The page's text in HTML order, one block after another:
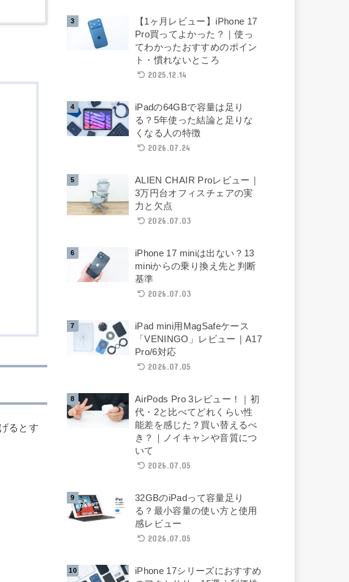
るとす
【1ヶ月レビュー】iPhone 17
Pro買ってよかった？｜使っ
てわかったおすすめのポイン
ト・慣れないところ
2025.12.14
iPadの64GBで容量は足り
る？5年使った結論と足りな
くなる人の特徴
2026.07.24
ALIEN CHAIR Proレビュー｜
3万円台オフィスチェアの実
力と欠点
2026.07.03
iPhone 17 miniは出ない？13
miniからの乗り換え先と判断
基準
2026.07.03
iPad mini用MagSafeケース
「VENINGO」レビュー｜A17
Pro/6対応
2026.07.05
AirPods Pro 3レビュー！｜初
代・2と比べてどれくらい性
能差を感じた？買い替えるべ
き？｜ノイキャンや音質につ
いて
2026.07.05
32GBのiPadって容量足り
る？最小容量の使い方と使用
感レビュー
2026.07.05
iPhone 17シリーズにおすすめ